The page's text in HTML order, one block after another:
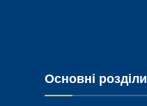
Основні розділи